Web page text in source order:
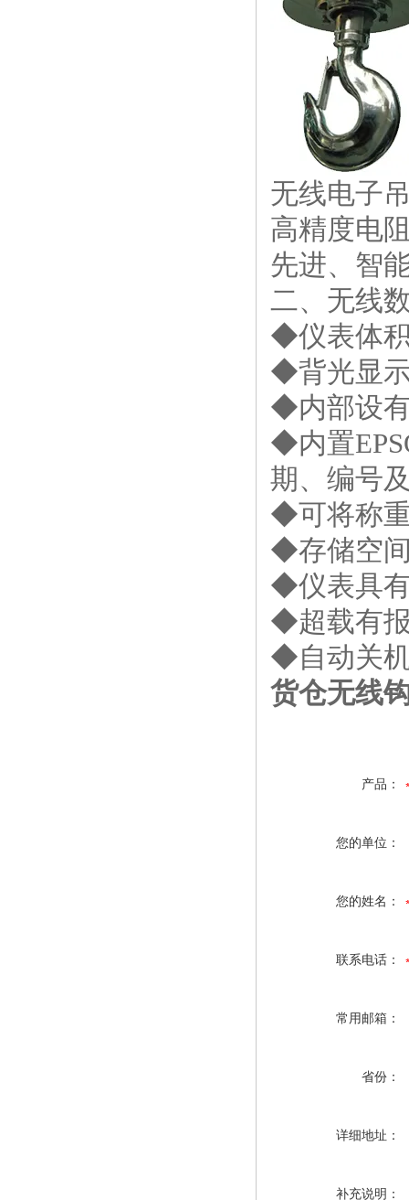
无线电子
高精度电
先进、智
二、无线
◆仪表体
◆背光显
◆内部设
◆内置
期、编号
◆可将称
◆存储空
◆仪表具
◆超载有
◆自动关
货仓无线
产品：
您的单位：
您的姓名：
联系电话：
常用邮箱：
省份：
详细地址：
补充说明：